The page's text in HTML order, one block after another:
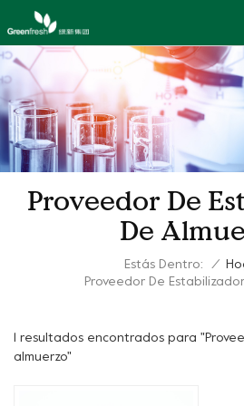
Proveedor De
De
Estás Dentro: /
Proveedor De
1 resultados encontrados para
almuerzo"